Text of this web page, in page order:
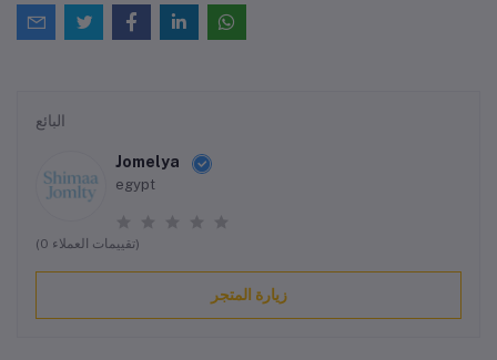
البائع
Jomelya
egypt
(0 تقييمات العملاء)
زيارة المتجر